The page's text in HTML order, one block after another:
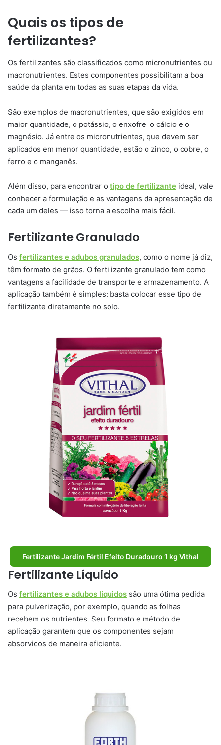
Quais os tipos de
fertilizantes?
Os fertilizantes são classificados como micronutrientes ou
macronutrientes. Estes componentes possibilitam a boa
saúde da planta em todas as suas etapas da vida.
São exemplos de macronutrientes, que são exigidos em
maior quantidade, o potássio, o enxofre, o cálcio e o
magnésio. Já entre os micronutrientes, que devem ser
aplicados em menor quantidade, estão o zinco, o cobre, o
ferro e o manganês.
Além disso, para encontrar o tipo de fertilizante ideal, vale
conhecer a formulação e as vantagens da apresentação de
cada um deles — isso torna a escolha mais fácil.
Fertilizante Granulado
Os fertilizantes e adubos granulados, como o nome já diz,
têm formato de grãos. O fertilizante granulado tem como
vantagens a facilidade de transporte e armazenamento. A
aplicação também é simples: basta colocar esse tipo de
fertilizante diretamente no solo.
Fertilizante Jardim Fértil Efeito Duradouro 1 kg Vithal
Fertilizante Líquido
Os fertilizantes e adubos líquidos são uma ótima pedida
para pulverização, por exemplo, quando as folhas
recebem os nutrientes. Seu formato e método de
aplicação garantem que os componentes sejam
absorvidos de maneira eficiente.